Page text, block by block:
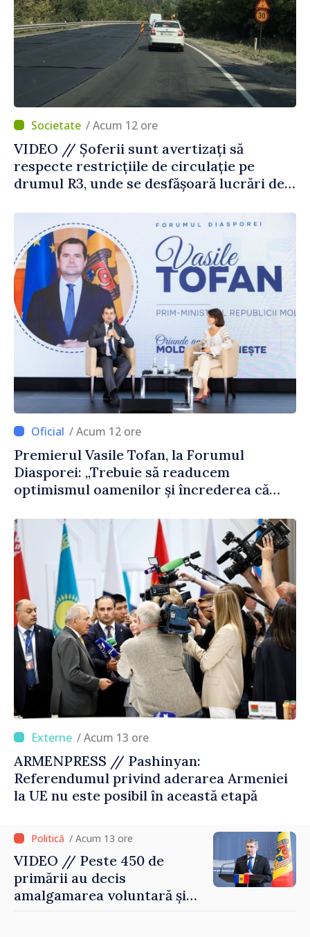
/ Acum 12 ore
VIDEO // Șoferii sunt avertizați să
respecte restricțiile de circulație pe
drumul R3, unde se desfășoară lucrări de
/ Acum 12 ore
Premierul Vasile Tofan, la Forumul
Diasporei: „Trebuie să readucem
optimismul oamenilor și încrederea că
corectă”
/ Acum 13 ore
ARMENPRESS // Pashinyan:
Referendumul privind aderarea Armeniei
la UE nu este posibil în această etapă
/ Acum 13 ore
VIDEO // Peste 450 de
primării au decis
amalgamarea voluntară și